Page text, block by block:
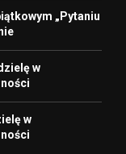
„Pytaniu
w
w